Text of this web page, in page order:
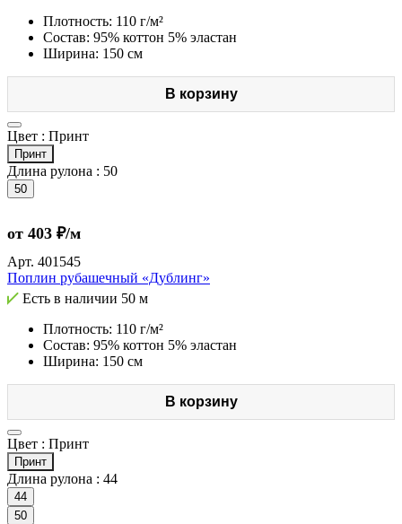
Плотность: 110 г/м²
Состав: 95% коттон 5% эластан
Ширина: 150 см
В корзину
Цвет : Принт
Принт
Длина рулона : 50
50
от 403 ₽/м
Арт. 401545
Поплин рубашечный «Дублинг»
Есть в наличии 50 м
Плотность: 110 г/м²
Состав: 95% коттон 5% эластан
Ширина: 150 см
В корзину
Цвет : Принт
Принт
Длина рулона : 44
44
50